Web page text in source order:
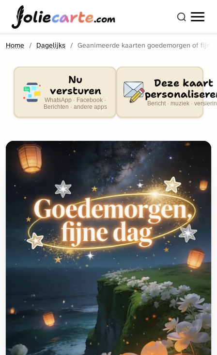
oliecarte.com
Home Dagelijks Geanimeerde kaarten goedemorgen of fijne
Nu
versturen
WhatsApp · Facebook ·
Berichten · andere apps
Deze kaart
Bericht · muziek ·